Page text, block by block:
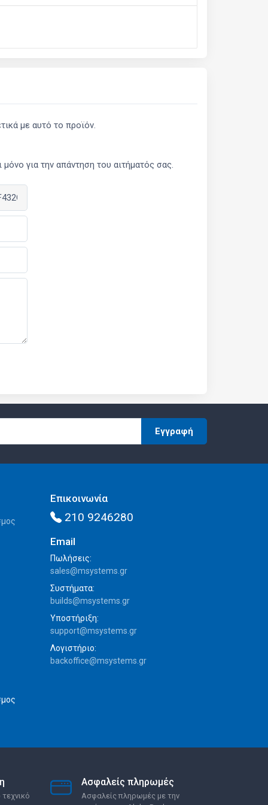
με αυτό το προϊόν.
για την απάντηση του αιτήματός σας.
Εγγραφή
Επικοινωνία
210 9246280
Email
Πωλήσεις:
sales@msystems.gr
Συστήματα:
builds@msystems.gr
Υποστήριξη:
support@msystems.gr
Λογιστήριο:
backoffice@msystems.gr
Ασφαλείς πληρωμές
Ασφαλείς πληρωμές με την